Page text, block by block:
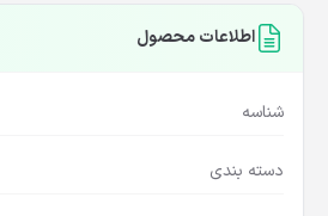
اطلاعات محصول
شناسه
دسته بندی